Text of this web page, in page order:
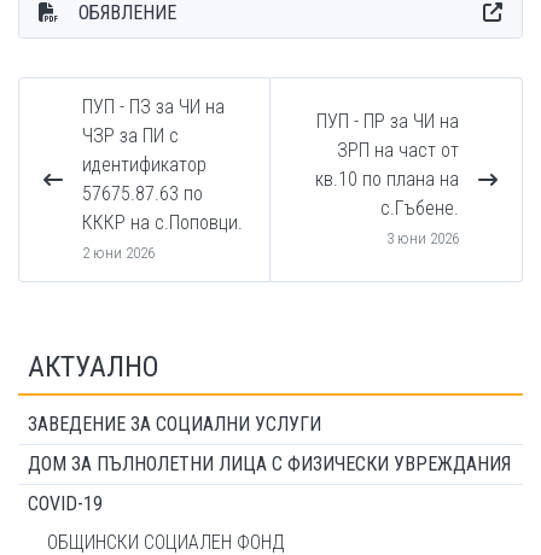
ОБЯВЛЕНИЕ
ПУП - ПЗ за ЧИ на
ЧЗР за ПИ с
идентификатор
57675.87.63 по
КККР на с.Поповци.
2 юни 2026
ПУП - ПР за ЧИ на
ЗРП на част от
кв.10 по плана на
с.Гъбене.
3 юни 2026
АКТУАЛНО
ЗАВЕДЕНИЕ ЗА СОЦИАЛНИ УСЛУГИ
ДОМ ЗА ПЪЛНОЛЕТНИ ЛИЦА С ФИЗИЧЕСКИ УВРЕЖДАНИЯ
COVID-19
ОБЩИНСКИ СОЦИАЛЕН ФОНД